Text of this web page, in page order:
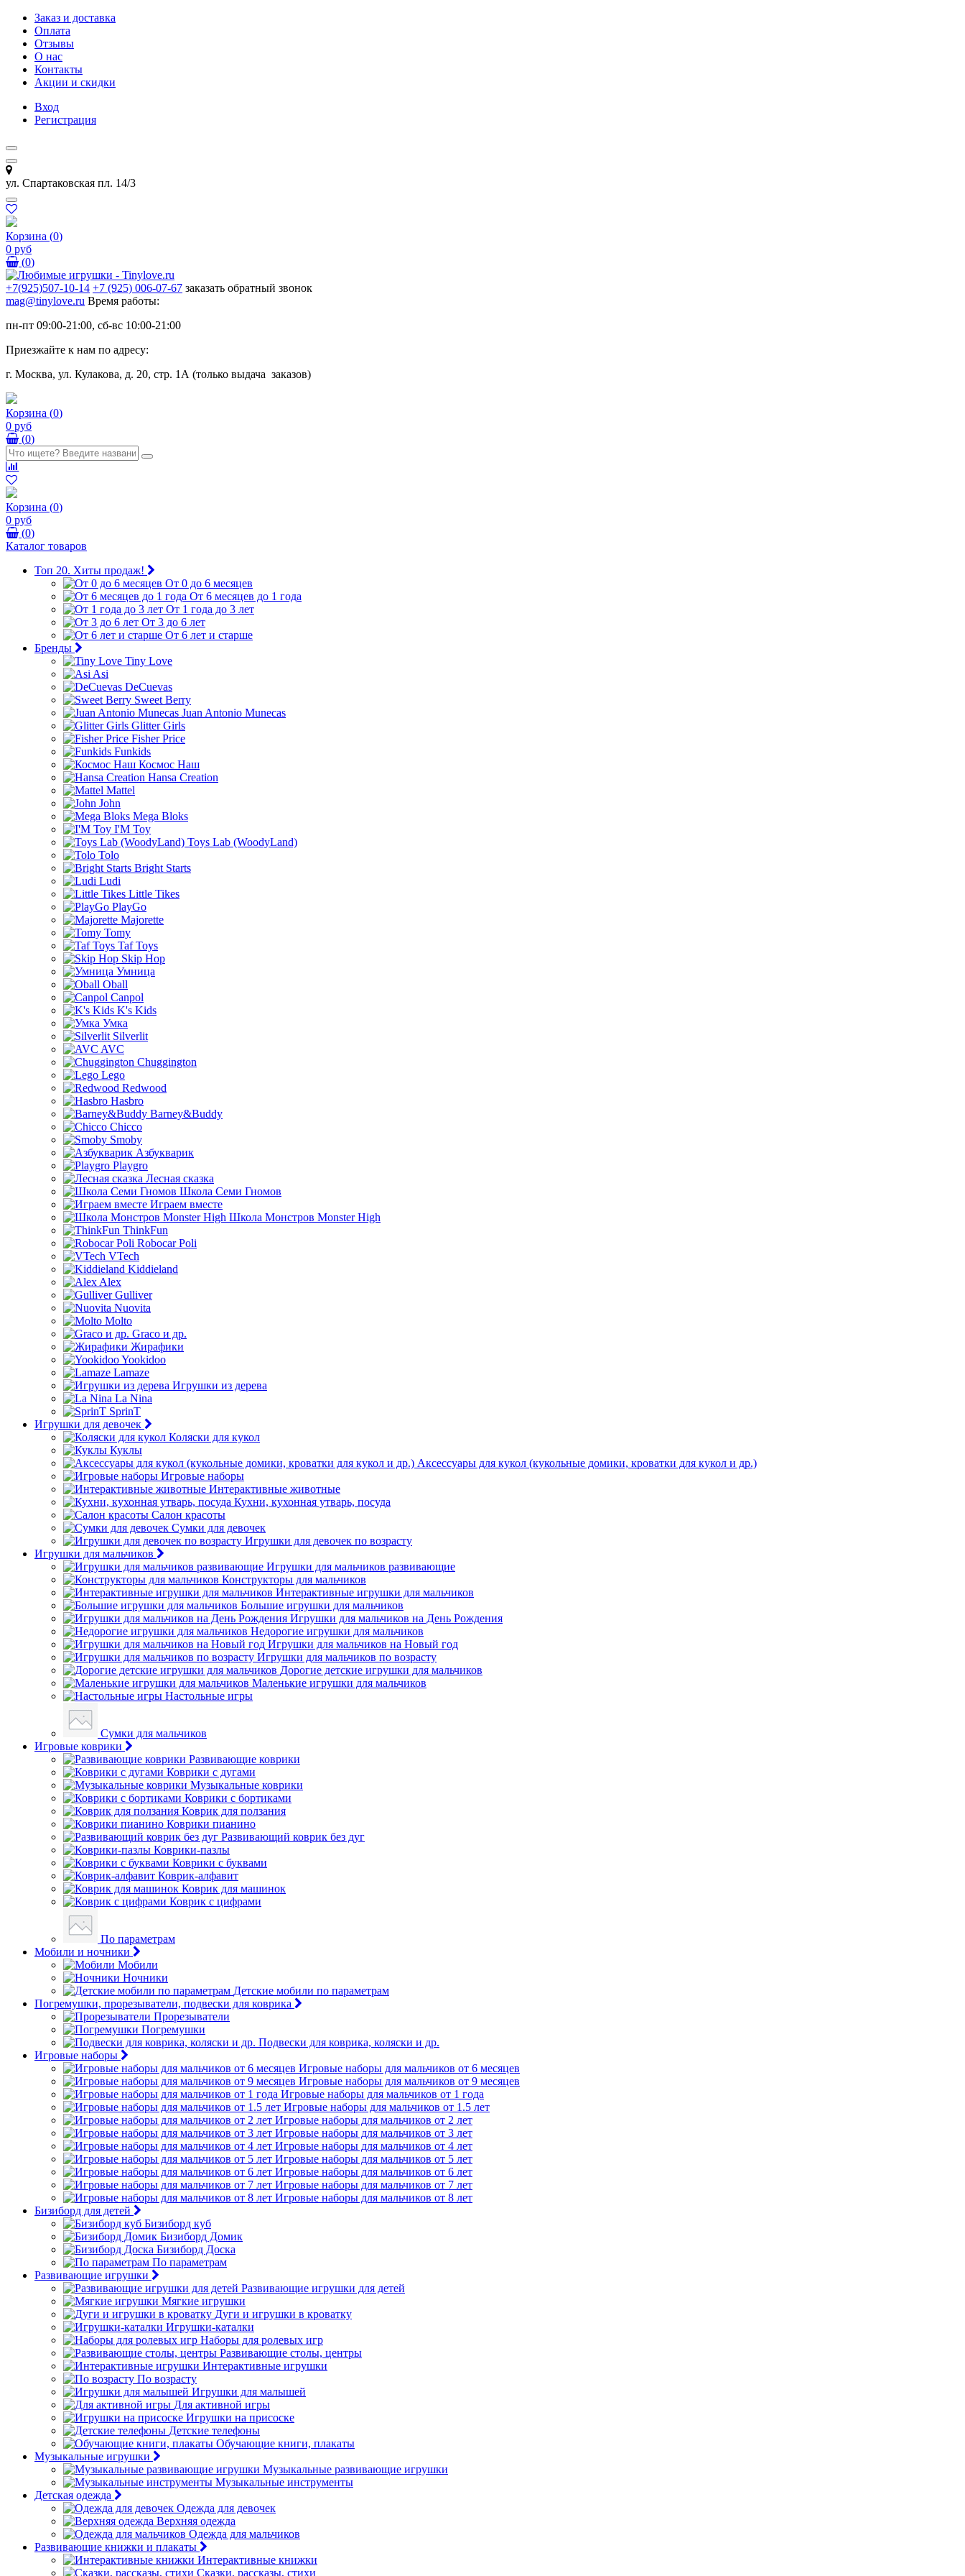
Заказ и доставка
Оплата
Отзывы
О нас
Контакты
Акции и скидки
Вход
Регистрация
ул. Спартаковская пл. 14/3
Корзина (0)
0 руб
(0)
+7(925)507-10-14 +7 (925) 006-07-67 заказать обратный звонок
mag@tinylove.ru Время работы:
пн-пт 09:00-21:00, сб-вс 10:00-21:00
Приезжайте к нам по адресу:
г. Москва, ул. Кулакова, д. 20, стр. 1А (только выдача заказов)
Корзина (0)
0 руб
(0)
Корзина (0)
0 руб
(0)
Каталог товаров
Топ 20. Хиты продаж!
От 0 до 6 месяцев
От 6 месяцев до 1 года
От 1 года до 3 лет
От 3 до 6 лет
От 6 лет и старше
Бренды
Tiny Love
Asi
DeCuevas
Sweet Berry
Juan Antonio Munecas
Glitter Girls
Fisher Price
Funkids
Космос Наш
Hansa Creation
Mattel
John
Mega Bloks
I'M Toy
Toys Lab (WoodyLand)
Tolo
Bright Starts
Ludi
Little Tikes
PlayGo
Majorette
Tomy
Taf Toys
Skip Hop
Умница
Oball
Canpol
K's Kids
Умка
Silverlit
AVC
Chuggington
Lego
Redwood
Hasbro
Barney&Buddy
Chicco
Smoby
Азбукварик
Playgro
Лесная сказка
Школа Семи Гномов
Играем вместе
Школа Монстров Monster High
ThinkFun
Robocar Poli
VTech
Kiddieland
Alex
Gulliver
Nuovita
Molto
Graco и др.
Жирафики
Yookidoo
Lamaze
Игрушки из дерева
La Nina
SprinT
Игрушки для девочек
Коляски для кукол
Куклы
Аксессуары для кукол (кукольные домики, кроватки для кукол и др.)
Игровые наборы
Интерактивные животные
Кухни, кухонная утварь, посуда
Салон красоты
Сумки для девочек
Игрушки для девочек по возрасту
Игрушки для мальчиков
Игрушки для мальчиков развивающие
Конструкторы для мальчиков
Интерактивные игрушки для мальчиков
Большие игрушки для мальчиков
Игрушки для мальчиков на День Рождения
Недорогие игрушки для мальчиков
Игрушки для мальчиков на Новый год
Игрушки для мальчиков по возрасту
Дорогие детские игрушки для мальчиков
Маленькие игрушки для мальчиков
Настольные игры
Сумки для мальчиков
Игровые коврики
Развивающие коврики
Коврики с дугами
Музыкальные коврики
Коврики с бортиками
Коврик для ползания
Коврики пианино
Развивающий коврик без дуг
Коврики-пазлы
Коврики с буквами
Коврик-алфавит
Коврик для машинок
Коврик с цифрами
По параметрам
Мобили и ночники
Мобили
Ночники
Детские мобили по параметрам
Погремушки, прорезыватели, подвески для коврика
Прорезыватели
Погремушки
Подвески для коврика, коляски и др.
Игровые наборы
Игровые наборы для мальчиков от 6 месяцев
Игровые наборы для мальчиков от 9 месяцев
Игровые наборы для мальчиков от 1 года
Игровые наборы для мальчиков от 1.5 лет
Игровые наборы для мальчиков от 2 лет
Игровые наборы для мальчиков от 3 лет
Игровые наборы для мальчиков от 4 лет
Игровые наборы для мальчиков от 5 лет
Игровые наборы для мальчиков от 6 лет
Игровые наборы для мальчиков от 7 лет
Игровые наборы для мальчиков от 8 лет
Бизиборд для детей
Бизиборд куб
Бизиборд Домик
Бизиборд Доска
По параметрам
Развивающие игрушки
Развивающие игрушки для детей
Мягкие игрушки
Дуги и игрушки в кроватку
Игрушки-каталки
Наборы для ролевых игр
Развивающие столы, центры
Интерактивные игрушки
По возрасту
Игрушки для малышей
Для активной игры
Игрушки на присоске
Детские телефоны
Обучающие книги, плакаты
Музыкальные игрушки
Музыкальные развивающие игрушки
Музыкальные инструменты
Детская одежда
Одежда для девочек
Верхняя одежда
Одежда для мальчиков
Развивающие книжки и плакаты
Интерактивные книжки
Сказки, рассказы, стихи